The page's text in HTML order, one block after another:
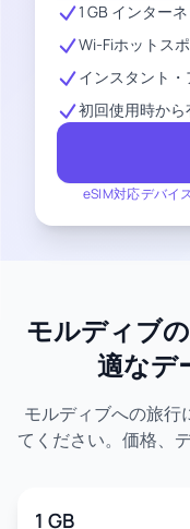
eSIM対応デバイ
1 GB インター
Wi-Fiホットス
インスタント
初回使用時から
モルディブ
適なデ
モルディブへの旅行
てください。価格、
1 GB